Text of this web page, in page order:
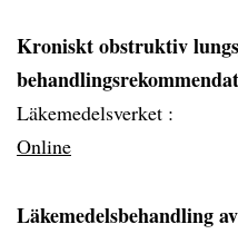
Kroniskt obstruktiv
Läkemedelsverket :
Online
Läkemedelsbehandling